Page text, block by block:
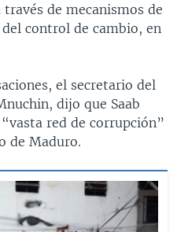
de mecanismos de
control de cambio, en
el secretario del
dijo que Saab
red de corrupción”
de Maduro.